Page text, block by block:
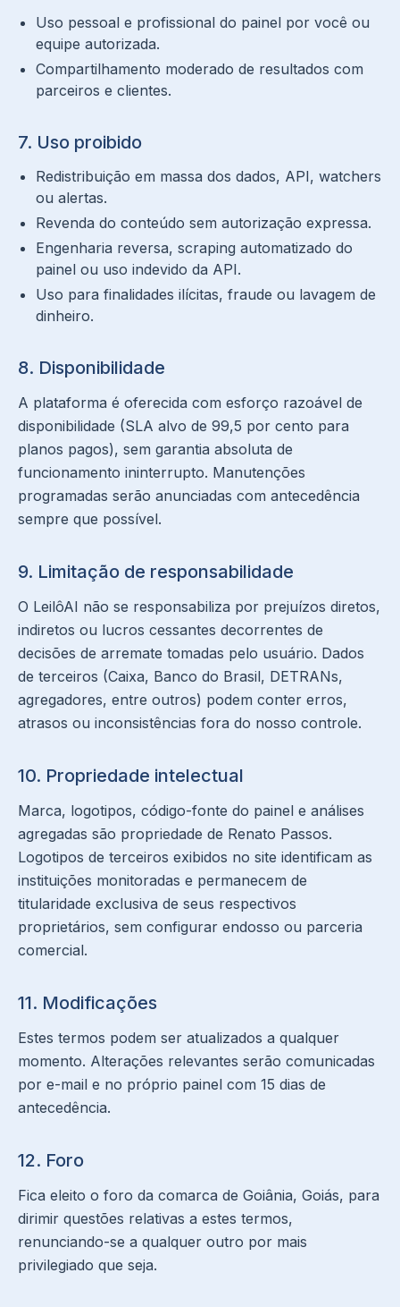
Uso pessoal e profissional do painel por você ou
equipe autorizada.
Compartilhamento moderado de resultados com
parceiros e clientes.
7. Uso proibido
Redistribuição em massa dos dados, API, watchers
ou alertas.
Revenda do conteúdo sem autorização expressa.
Engenharia reversa, scraping automatizado do
painel ou uso indevido da API.
Uso para finalidades ilícitas, fraude ou lavagem de
dinheiro.
8. Disponibilidade
A plataforma é oferecida com esforço razoável de
disponibilidade (SLA alvo de 99,5 por cento para
planos pagos), sem garantia absoluta de
funcionamento ininterrupto. Manutenções
programadas serão anunciadas com antecedência
sempre que possível.
9. Limitação de responsabilidade
O LeilôAI não se responsabiliza por prejuízos diretos,
indiretos ou lucros cessantes decorrentes de
decisões de arremate tomadas pelo usuário. Dados
de terceiros (Caixa, Banco do Brasil, DETRANs,
agregadores, entre outros) podem conter erros,
atrasos ou inconsistências fora do nosso controle.
10. Propriedade intelectual
Marca, logotipos, código-fonte do painel e análises
agregadas são propriedade de Renato Passos.
Logotipos de terceiros exibidos no site identificam as
instituições monitoradas e permanecem de
titularidade exclusiva de seus respectivos
proprietários, sem configurar endosso ou parceria
comercial.
11. Modificações
Estes termos podem ser atualizados a qualquer
momento. Alterações relevantes serão comunicadas
por e-mail e no próprio painel com 15 dias de
antecedência.
12. Foro
Fica eleito o foro da comarca de Goiânia, Goiás, para
dirimir questões relativas a estes termos,
renunciando-se a qualquer outro por mais
privilegiado que seja.